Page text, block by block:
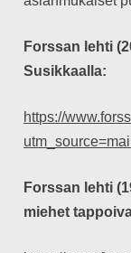
Forssan lehti
Susikkaalla:
https://
Forssan lehti
miehet